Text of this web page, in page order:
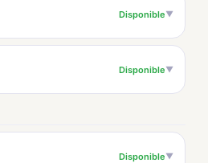
Disponible▼
Disponible▼
Disponible▼